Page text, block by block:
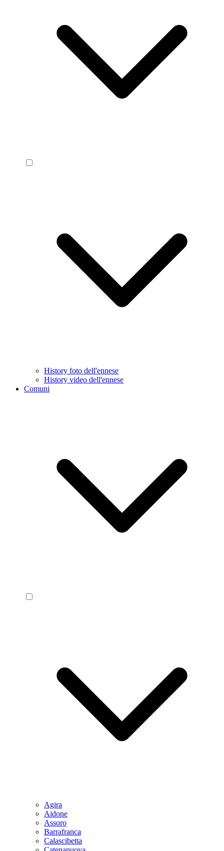
History foto dell'ennese
History video dell'ennese
Comuni
Agira
Aidone
Assoro
Barrafranca
Calascibetta